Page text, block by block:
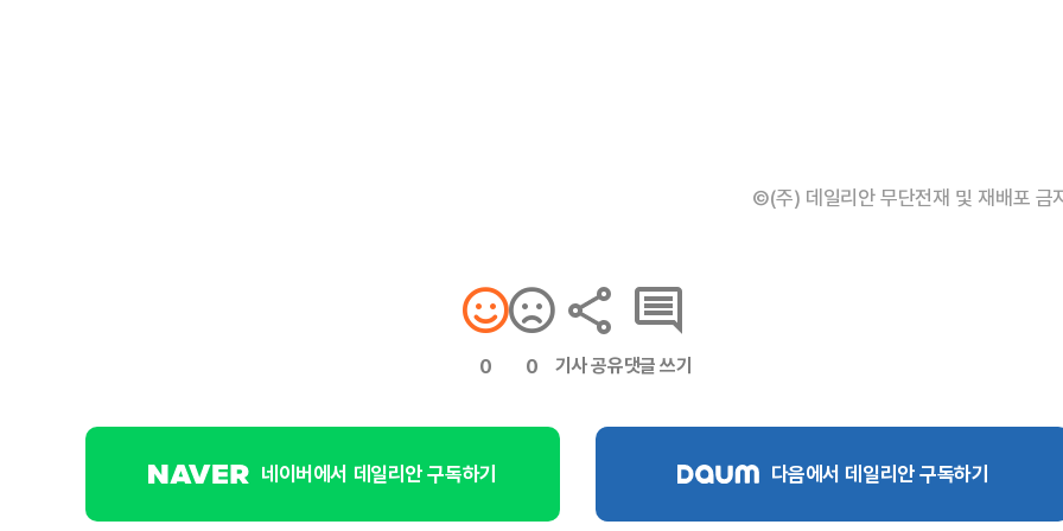
©(주) 데일리안 무단전재 및 재배포 금
0 0 기사 공유댓글 쓰기
네이버에서 데일리안 구독하기 다음에서 데일리안 구독하기